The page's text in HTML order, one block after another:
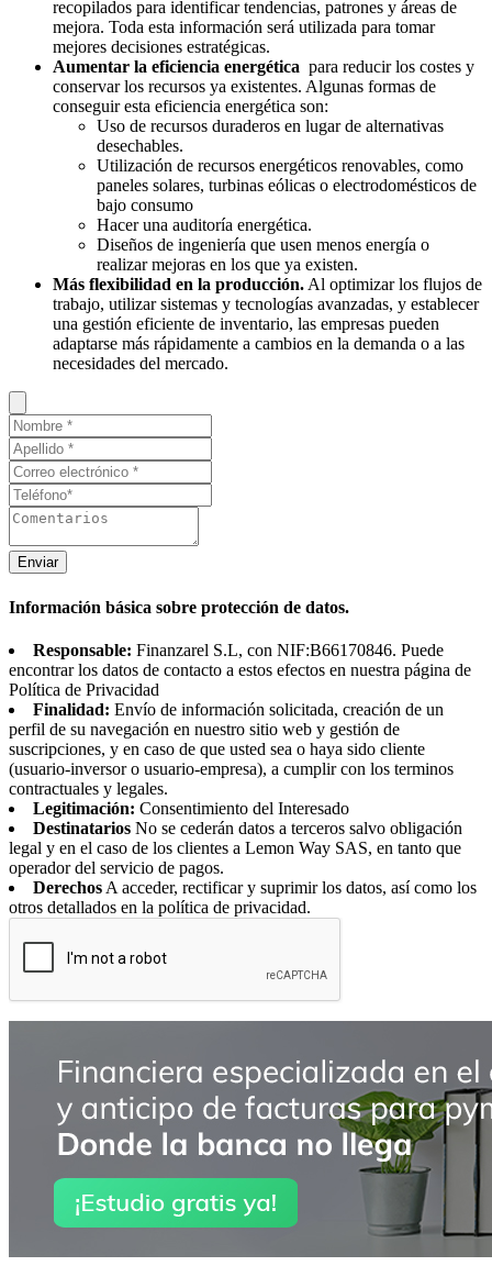
recopilados para identificar tendencias, patrones y áreas de
mejora. Toda esta información será utilizada para tomar
mejores decisiones estratégicas.
Aumentar la eficiencia energética para reducir los costes y
conservar los recursos ya existentes. Algunas formas de
conseguir esta eficiencia energética son:
Uso de recursos duraderos en lugar de alternativas
desechables.
Utilización de recursos energéticos renovables, como
paneles solares, turbinas eólicas o electrodomésticos de
bajo consumo
Hacer una auditoría energética.
Diseños de ingeniería que usen menos energía o
realizar mejoras en los que ya existen.
Más flexibilidad en la producción.Al optimizar los flujos de
trabajo, utilizar sistemas y tecnologías avanzadas, y establecer
una gestión eficiente de inventario, las empresas pueden
adaptarse más rápidamente a cambios en la demanda o a las
necesidades del mercado.
Enviar
Información básica sobre protección de datos.
Responsable: Finanzarel S.L, con NIF:B66170846. Puede
encontrar los datos de contacto a estos efectos en nuestra página de
Política de Privacidad
Finalidad: Envío de información solicitada, creación de un
perfil de su navegación en nuestro sitio web y gestión de
suscripciones, y en caso de que usted sea o haya sido cliente
(usuario-inversor o usuario-empresa), a cumplir con los terminos
contractuales y legales.
Legitimación: Consentimiento del Interesado
Destinatarios No se cederán datos a terceros salvo obligación
legal y en el caso de los clientes a Lemon Way SAS, en tanto que
operador del servicio de pagos.
Derechos A acceder, rectificar y suprimir los datos, así como los
otros detallados en la política de privacidad.